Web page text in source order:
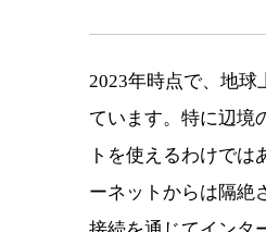
2023年時点で、地
ています。特に辺境
トを使えるわけで
ーネットからは隔絶